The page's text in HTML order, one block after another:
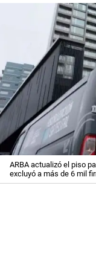
ARBA actualizó el piso
excluyó a más de 6 mil